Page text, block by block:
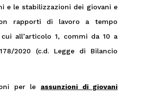
e le stabilizzazioni dei giovani e
rapporti di lavoro a tempo
all’articolo 1, commi da 10 a
2020 (c.d. Legge di Bilancio
per le assunzioni di giovani